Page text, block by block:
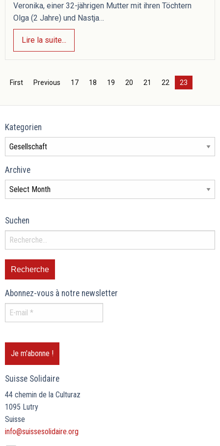
Veronika, einer 32-jährigen Mutter mit ihren Töchtern
Olga (2 Jahre) und Nastja…
Lire la suite...
First Previous 17 18 19 20 21 22 23
Kategorien
Archive
Suchen
Abonnez-vous à notre newsletter
Suisse Solidaire
44 chemin de la Culturaz
1095 Lutry
Suisse
info@suissesolidaire.org